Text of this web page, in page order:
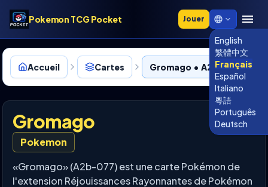
Pokemon TCG Pocket Jouer
English
繁體中文
Français
Español
Italiano
粵語
Português
Deutsch
Accueil Cartes Gromago • A2b-077
Gromago
Pokemon
«Gromago» (A2b-077) est une carte Pokémon de
l'extension Réjouissances Rayonnantes de Pokémon